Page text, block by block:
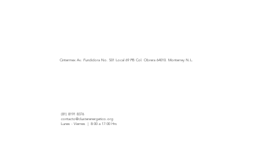
Cintermex Av. Fundidora No. 501 Local 69 PB Col. Obrera 64010. Monterrey N.L.
(81) 8191 8376
contacto@clusterenergetico.org
Lunes - Viernes | 8:00 a 17:00 Hrs